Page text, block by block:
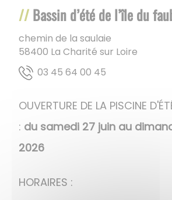
Bassin d’été de l’île du
chemin de la saulaie
58400 La Charité sur Loire
54 00 46 54 30
OUVERTURE DE LA PISCINE
: du samedi 27 juin au
2026
HORAIRES :